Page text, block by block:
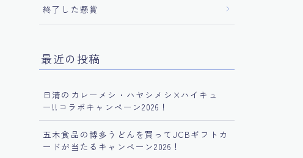
終了した懸賞
最近の投稿
日清のカレーメシ・ハヤシメシ×ハイキュ
ー!!コラボキャンペーン2026！
五木食品の博多うどんを買ってJCBギフトカ
ードが当たるキャンペーン2026！